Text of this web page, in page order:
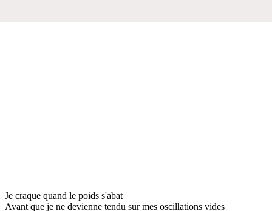
Je craque quand le poids s'abat
Avant que je ne devienne tendu sur mes oscillations vides